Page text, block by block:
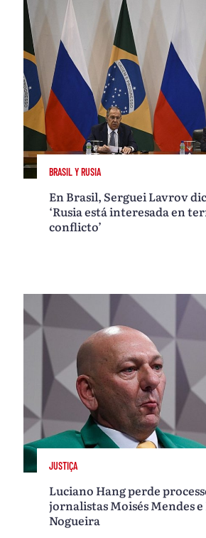
BRASIL Y RUSIA
En Brasil, Serguei Lavrov
‘Rusia está interesada en
conflicto’
JUSTIÇA
Luciano Hang perde
jornalistas Moisés Mendes
Nogueira